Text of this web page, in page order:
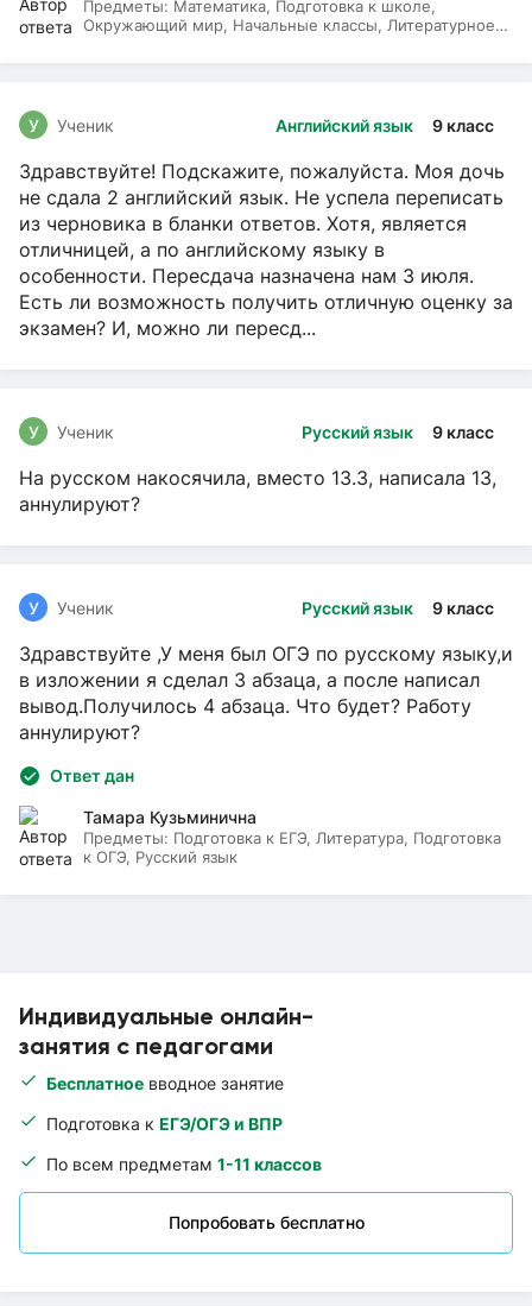
Индивидуальные онлайн-
занятия с педагогами
Бесплатное вводное занятие
Подготовка к ЕГЭ/ОГЭ и ВПР
По всем предметам 1-11 классов
Попробовать бесплатно
Предметы: Математика, Подготовка к школе,
Окружающий мир, Начальные классы, Литературное
Английский язык 9 класс
У Ученик
Здравствуйте! Подскажите, пожалуйста. Моя дочь
не сдала 2 английский язык. Не успела переписать
из черновика в бланки ответов. Хотя, является
отличницей, а по английскому языку в
особенности. Пересдача назначена нам 3 июля.
Есть ли возможность получить отличную оценку за
экзамен? И, можно ли пересд...
Русский язык 9 класс
У Ученик
На русском накосячила, вместо 13.3, написала 13,
аннулируют?
Русский язык 9 класс
У Ученик
Здравствуйте ,У меня был ОГЭ по русскому языку,и
в изложении я сделал 3 абзаца, а после написал
вывод.Получилось 4 абзаца. Что будет? Работу
аннулируют?
Ответ дан
Тамара Кузьминична
Предметы: Подготовка к ЕГЭ, Литература, Подготовка
к ОГЭ, Русский язык